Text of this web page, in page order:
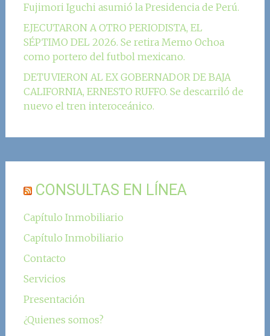
Fujimori Iguchi asumió la Presidencia de Perú.
EJECUTARON A OTRO PERIODISTA, EL
SÉPTIMO DEL 2026. Se retira Memo Ochoa
como portero del futbol mexicano.
DETUVIERON AL EX GOBERNADOR DE BAJA
CALIFORNIA, ERNESTO RUFFO. Se descarriló de
nuevo el tren interoceánico.
CONSULTAS EN LÍNEA
Capítulo Inmobiliario
Capítulo Inmobiliario
Contacto
Servicios
Presentación
¿Quienes somos?